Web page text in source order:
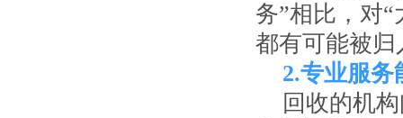
务”相比，对
都有可能被归
2.专业服务
回收的机